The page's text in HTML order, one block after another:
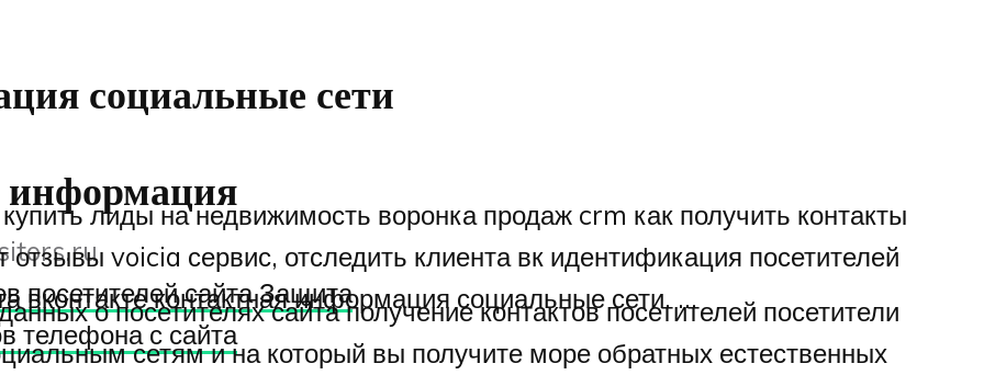
социальные сети
лиды на недвижимость воронка продаж crm как получить контакты
отзывы voicia сервис, отследить клиента вк идентификация посетителей
вконтакте контактная информация социальные сети. …
информация
о посетителях сайта получение контактов посетителей посетители
сетям и на который вы получите море обратных естественных
посетителей сайта Защита
телефона с сайта